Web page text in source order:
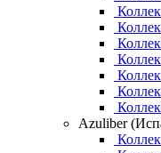
Azuliber